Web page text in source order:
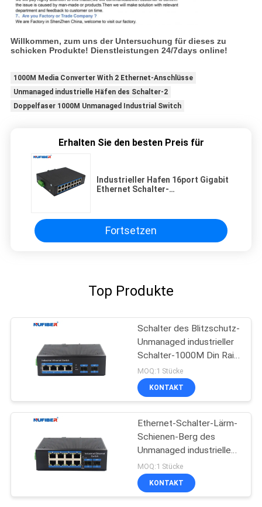
Willkommen, zum uns der Untersuchung für dieses zu
schicken Produkte! Dienstleistungen 24/7days online!
1000M Media Converter With 2 Ethernet-Anschlüsse
Unmanaged industrielle Häfen des Schalter-2
Doppelfaser 1000M Unmanaged Industrial Switch
Erhalten Sie den besten Preis für
Industrieller Hafen 16port Gigabit
Ethernet Schalter-
Fortsetzen
Top Produkte
Schalter des Blitzschutz-
Unmanaged industrieller
Schalter-1000M Din Rail
Ethernet
MOQ:1 Stücke
KONTAKT
Ethernet-Schalter-Lärm-
Schienen-Berg des
Unmanaged industriellen
Schalter-8port
industrieller
MOQ:1 Stücke
KONTAKT